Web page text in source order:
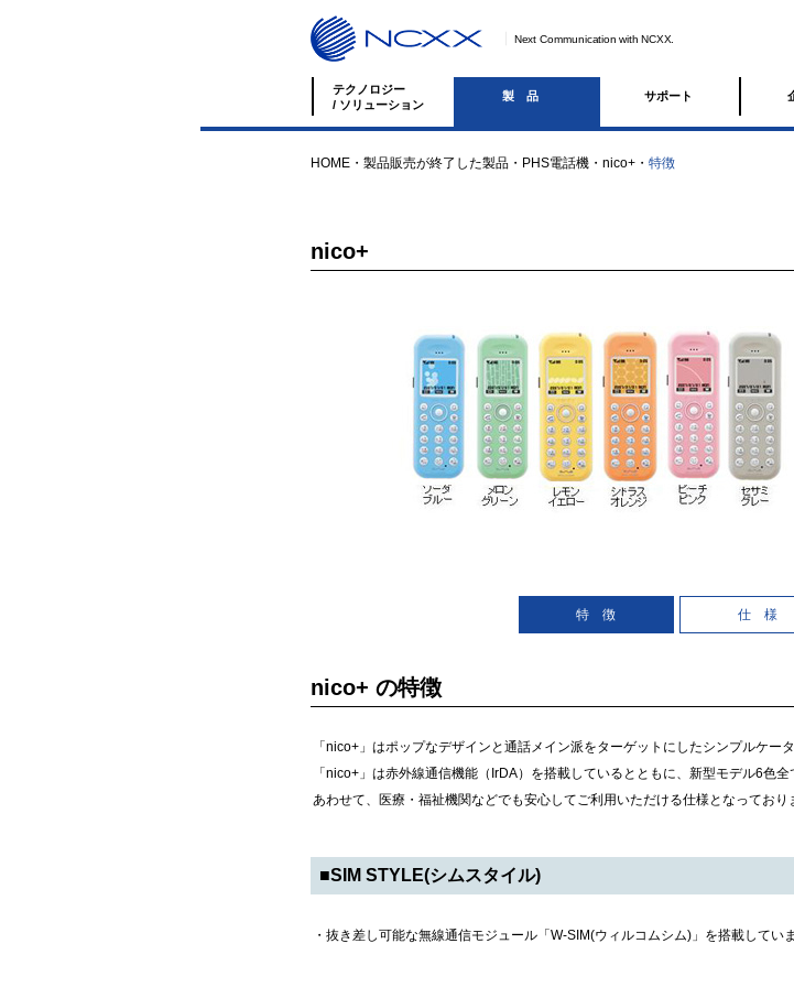
Next Communication with NCXX.
テクノロジー
/ ソリューション
製品 サポート
HOME ・ 製品販売が終了した製品 ・ PHS電話機 ・ nico+ ・ 特徴
nico+
特 徴 仕 様
nico+ の特徴
「nico+」はポップなデザインと通話メイン派をターゲットにしたシンプルケー
「nico+」は赤外線通信機能（IrDA）を搭載しているとともに、新型モデル6色
あわせて、医療・福祉機関などでも安心してご利用いただける仕様となっており
■SIM STYLE(シムスタイル)
・抜き差し可能な無線通信モジュール「W-SIM(ウィルコムシム)」を搭載していま